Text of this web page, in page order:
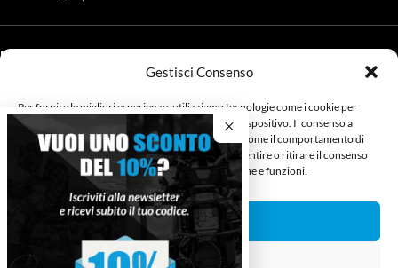
Gestisci Consenso
Per fornire le migliori esperienze, utilizziamo tecnologie come i cookie per
memorizzare e/o accedere alle informazioni del dispositivo. Il consenso a
queste tecnologie ci permetterà di elaborare dati come il comportamento di
navigazione o ID unici su questo sito. Non acconsentire o ritirare il consenso
può influire negativamente su alcune caratteristiche e funzioni.
Accetta
Nega
LINK UTILI
Privacy, cookies e pagamenti
METODI DI PAGAMENTO